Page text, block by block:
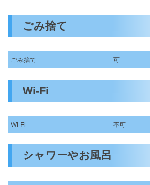
ごみ捨て
ごみ捨て 可
Wi-Fi
Wi-Fi 不可
シャワーやお風呂